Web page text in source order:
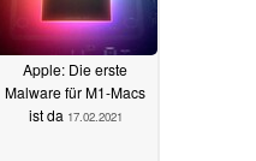
Apple: Die erste
Malware für M1-Macs
ist da 17.02.2021